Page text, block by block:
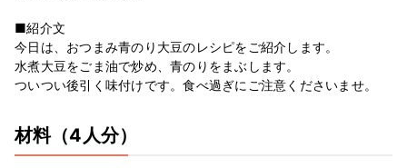
■紹介文
今日は、おつまみ青のり大豆のレシピをご紹介します。
水煮大豆をごま油で炒め、青のりをまぶします。
ついつい後引く味付けです。食べ過ぎにご注意くださいませ。
材料（4人分）